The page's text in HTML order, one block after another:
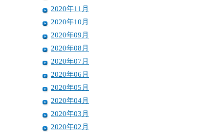
2020年11月
2020年10月
2020年09月
2020年08月
2020年07月
2020年06月
2020年05月
2020年04月
2020年03月
2020年02月